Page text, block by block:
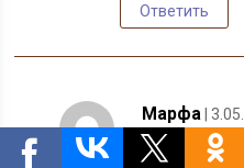
Ответить
Марфа |
Ни фига что-